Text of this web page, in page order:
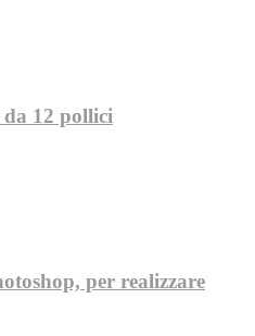
da 12 pollici
per realizzare